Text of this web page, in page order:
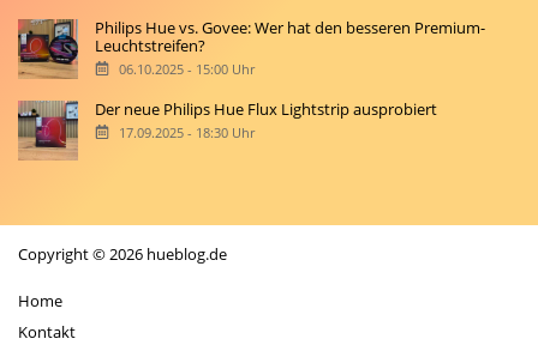
Philips Hue vs. Govee: Wer hat den besseren Premium-
Leuchtstreifen?
06.10.2025 - 15:00 Uhr
Der neue Philips Hue Flux Lightstrip ausprobiert
17.09.2025 - 18:30 Uhr
Copyright © 2026 hueblog.de
Home
Kontakt